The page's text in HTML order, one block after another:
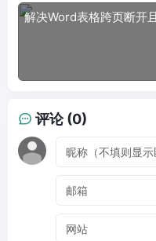
解决Word表格跨页断开
评论 (0)